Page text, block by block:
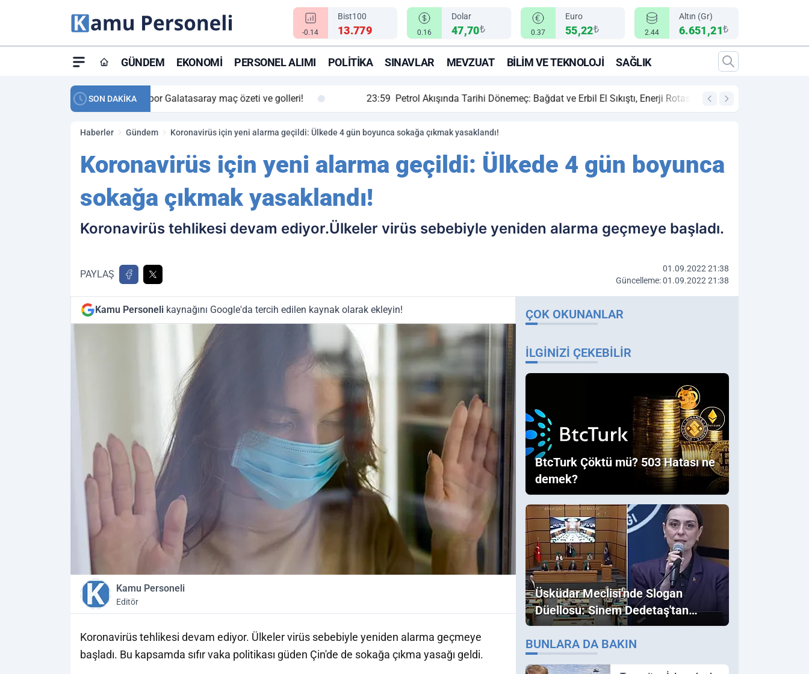
-0.14
Bist100
13.779 0.16
Dolar
47,70₺ 0.37
Euro
55,22₺ 2.44
Altın (Gr)
6.651,21₺
GÜNDEM EKONOMI PERSONEL ALIMI POLITIKA SINAVLAR MEVZUAT BILIM VE TEKNOLOJI SAĞLIK
SON DAKİKA
maç özeti ve golleri! 23:59 Petrol Akışında Tarihi Dönemeç: Bağdat ve Erbil El Sıkıştı, Enerji Rotası Türkiye! 00:12
Haberler Gündem Koronavirüs için yeni alarma geçildi: Ülkede 4 gün boyunca sokağa çıkmak yasaklandı!
Koronavirüs için yeni alarma geçildi: Ülkede 4 gün boyunca
sokağa çıkmak yasaklandı!
Koronavirüs tehlikesi devam ediyor.Ülkeler virüs sebebiyle yeniden alarma geçmeye başladı.
PAYLAŞ
01.09.2022 21:38
Güncelleme: 01.09.2022 21:38
Kamu Personeli kaynağını Google'da tercih edilen kaynak olarak ekleyin!
Kamu Personeli
Editör
Koronavirüs tehlikesi devam ediyor. Ülkeler virüs sebebiyle yeniden alarma geçmeye
başladı. Bu kapsamda sıfır vaka politikası güden Çin'de de sokağa çıkma yasağı geldi.
ÇOK OKUNANLAR
İLGINIZI ÇEKEBILIR
BtcTurk Çöktü mü? 503 Hatası ne
demek?
Üsküdar Meclisi'nde Slogan
Düellosu: Sinem Dedetaş'tan
Ezber Bozan "Erdoğan" ve
"İmamoğlu" Çıkışı!
BUNLARA DA BAKIN